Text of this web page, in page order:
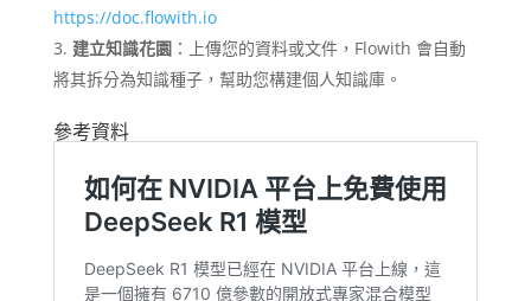
https://doc.flowith.io
建立知識花園：​上傳您的資料或文件，Flowith 會自動
將其拆分為知識種子，幫助您構建個人知識庫。 ​
參考資料